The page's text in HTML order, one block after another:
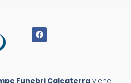
Funebri Calcaterra viene